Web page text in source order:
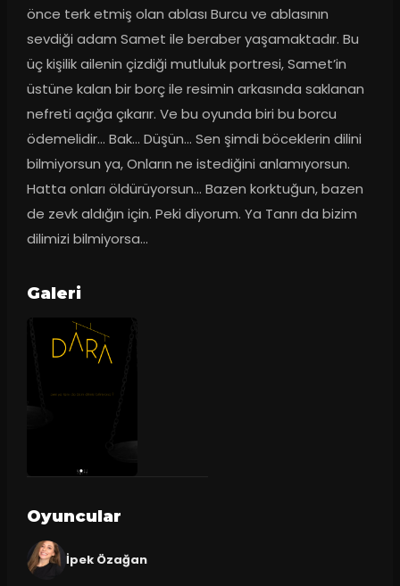
önce terk etmiş olan ablası Burcu ve ablasının
sevdiği adam Samet ile beraber yaşamaktadır. Bu
üç kişilik ailenin çizdiği mutluluk portresi, Samet’in
üstüne kalan bir borç ile resimin arkasında saklanan
nefreti açığa çıkarır. Ve bu oyunda biri bu borcu
ödemelidir… Bak… Düşün… Sen şimdi böceklerin dilini
bilmiyorsun ya, Onların ne istediğini anlamıyorsun.
Hatta onları öldürüyorsun… Bazen korktuğun, bazen
de zevk aldığın için. Peki diyorum. Ya Tanrı da bizim
dilimizi bilmiyorsa…
Galeri
Oyuncular
İpek Özağan